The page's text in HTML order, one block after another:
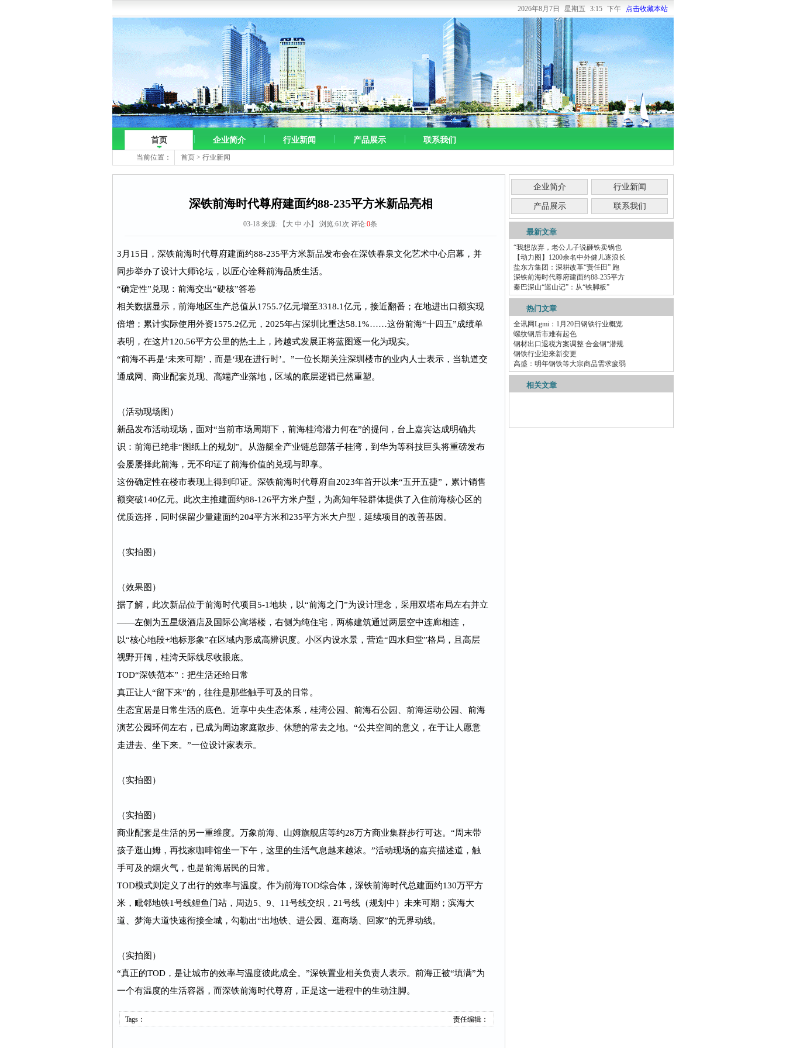
2026年8月7日 星期五 3:15 下午 点击收藏本站
首页 企业简介 行业新闻 产品展示 联系我们
当前位置： 首页 > 行业新闻
深铁前海时代尊府建面约88-235平方米新品亮相
03-18 来源: 【 大 中 小】 浏览:61次 评论:0条
3月15日，深铁前海时代尊府建面约88-235平方米新品发布会在深铁春泉文化艺术中心启幕，并
同步举办了设计大师论坛，以匠心诠释前海品质生活。
“确定性”兑现：前海交出“硬核”答卷
相关数据显示，前海地区生产总值从1755.7亿元增至3318.1亿元，接近翻番；在地进出口额实现
倍增；累计实际使用外资1575.2亿元，2025年占深圳比重达58.1%……这份前海“十四五”成绩单
表明，在这片120.56平方公里的热土上，跨越式发展正将蓝图逐一化为现实。
“前海不再是‘未来可期’，而是‘现在进行时’。”一位长期关注深圳楼市的业内人士表示，当轨道交
通成网、商业配套兑现、高端产业落地，区域的底层逻辑已然重塑。
（活动现场图）
新品发布活动现场，面对“当前市场周期下，前海桂湾潜力何在”的提问，台上嘉宾达成明确共
识：前海已绝非“图纸上的规划”。从游艇全产业链总部落子桂湾，到华为等科技巨头将重磅发布
会屡屡择此前海，无不印证了前海价值的兑现与即享。
这份确定性在楼市表现上得到印证。深铁前海时代尊府自2023年首开以来“五开五捷”，累计销售
额突破140亿元。此次主推建面约88-126平方米户型，为高知年轻群体提供了入住前海核心区的
优质选择，同时保留少量建面约204平方米和235平方米大户型，延续项目的改善基因。
（实拍图）
（效果图）
据了解，此次新品位于前海时代项目5-1地块，以“前海之门”为设计理念，采用双塔布局左右并立
——左侧为五星级酒店及国际公寓塔楼，右侧为纯住宅，两栋建筑通过两层空中连廊相连，
以“核心地段+地标形象”在区域内形成高辨识度。小区内设水景，营造“四水归堂”格局，且高层
视野开阔，桂湾天际线尽收眼底。
TOD“深铁范本”：把生活还给日常
真正让人“留下来”的，往往是那些触手可及的日常。
生态宜居是日常生活的底色。近享中央生态体系，桂湾公园、前海石公园、前海运动公园、前海
演艺公园环伺左右，已成为周边家庭散步、休憩的常去之地。“公共空间的意义，在于让人愿意
走进去、坐下来。”一位设计家表示。
（实拍图）
（实拍图）
商业配套是生活的另一重维度。万象前海、山姆旗舰店等约28万方商业集群步行可达。“周末带
孩子逛山姆，再找家咖啡馆坐一下午，这里的生活气息越来越浓。”活动现场的嘉宾描述道，触
手可及的烟火气，也是前海居民的日常。
TOD模式则定义了出行的效率与温度。作为前海TOD综合体，深铁前海时代总建面约130万平方
米，毗邻地铁1号线鲤鱼门站，周边5、9、11号线交织，21号线（规划中）未来可期；滨海大
道、梦海大道快速衔接全城，勾勒出“出地铁、进公园、逛商场、回家”的无界动线。
（实拍图）
“真正的TOD，是让城市的效率与温度彼此成全。”深铁置业相关负责人表示。前海正被“填满”为
一个有温度的生活容器，而深铁前海时代尊府，正是这一进程中的生动注脚。
Tags： 责任编辑：
企业简介 行业新闻
产品展示 联系我们
最新文章
“我想放弃，老公儿子说砸铁卖锅也
【动力图】1200余名中外健儿逐浪长
盐东方集团：深耕改革“责任田” 跑
深铁前海时代尊府建面约88-235平方
秦巴深山“巡山记”：从“铁脚板”
热门文章
全讯网Lgmi：1月20日钢铁行业概览
螺纹钢后市难有起色
钢材出口退税方案调整 合金钢“潜规
钢铁行业迎来新变更
高盛：明年钢铁等大宗商品需求疲弱
相关文章